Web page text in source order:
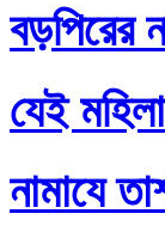
বড়পিরের
যেই
নামাযে